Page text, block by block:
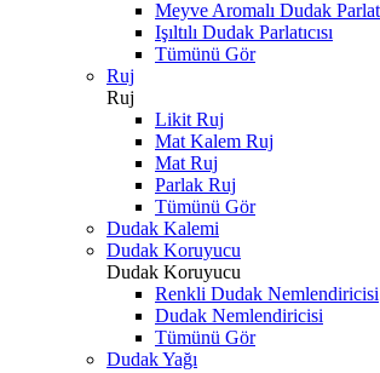
Meyve Aromalı Dudak
Işıltılı Dudak Parlatıcısı
Tümünü Gör
Ruj
Ruj
Likit Ruj
Mat Kalem Ruj
Mat Ruj
Parlak Ruj
Tümünü Gör
Dudak Kalemi
Dudak Koruyucu
Dudak Koruyucu
Renkli Dudak Nemlendiricisi
Dudak Nemlendiricisi
Tümünü Gör
Dudak Yağı